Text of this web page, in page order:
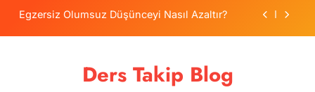
SkipEgzersiz Olumsuz Düşünceyi Nasıl Azaltır?
Tercih Stresinde Veliler Çocuğa Nasıl Destek
Ders Takip Blog